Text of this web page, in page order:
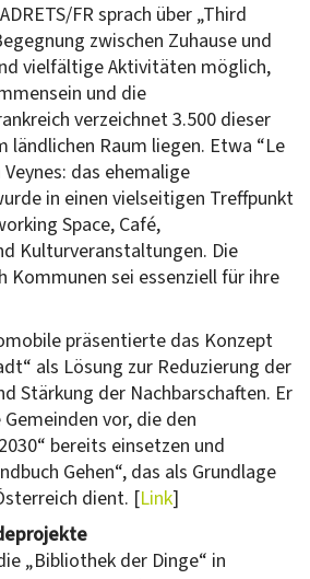
FR sprach über „Third
zwischen Zuhause und
vielfältige Aktivitäten möglich,
und die
verzeichnet 3.500 dieser
ländlichen Raum liegen. Etwa “Le
das ehemalige
in einen vielseitigen Treffpunkt
Space, Café,
Kulturveranstaltungen. Die
Kommunen sei essenziell für ihre
präsentierte das Konzept
als Lösung zur Reduzierung der
Stärkung der Nachbarschaften. Er
vor, die den
bereits einsetzen und
Gehen“, das als Grundlage
dient. [Link]
„Bibliothek der Dinge“ in